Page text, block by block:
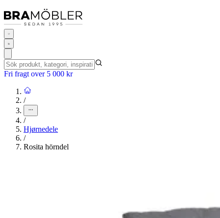
Fri fragt over 5 000 kr
/
/
Hjørnedele
/
Rosita hörndel